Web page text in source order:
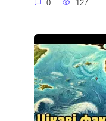
0 127